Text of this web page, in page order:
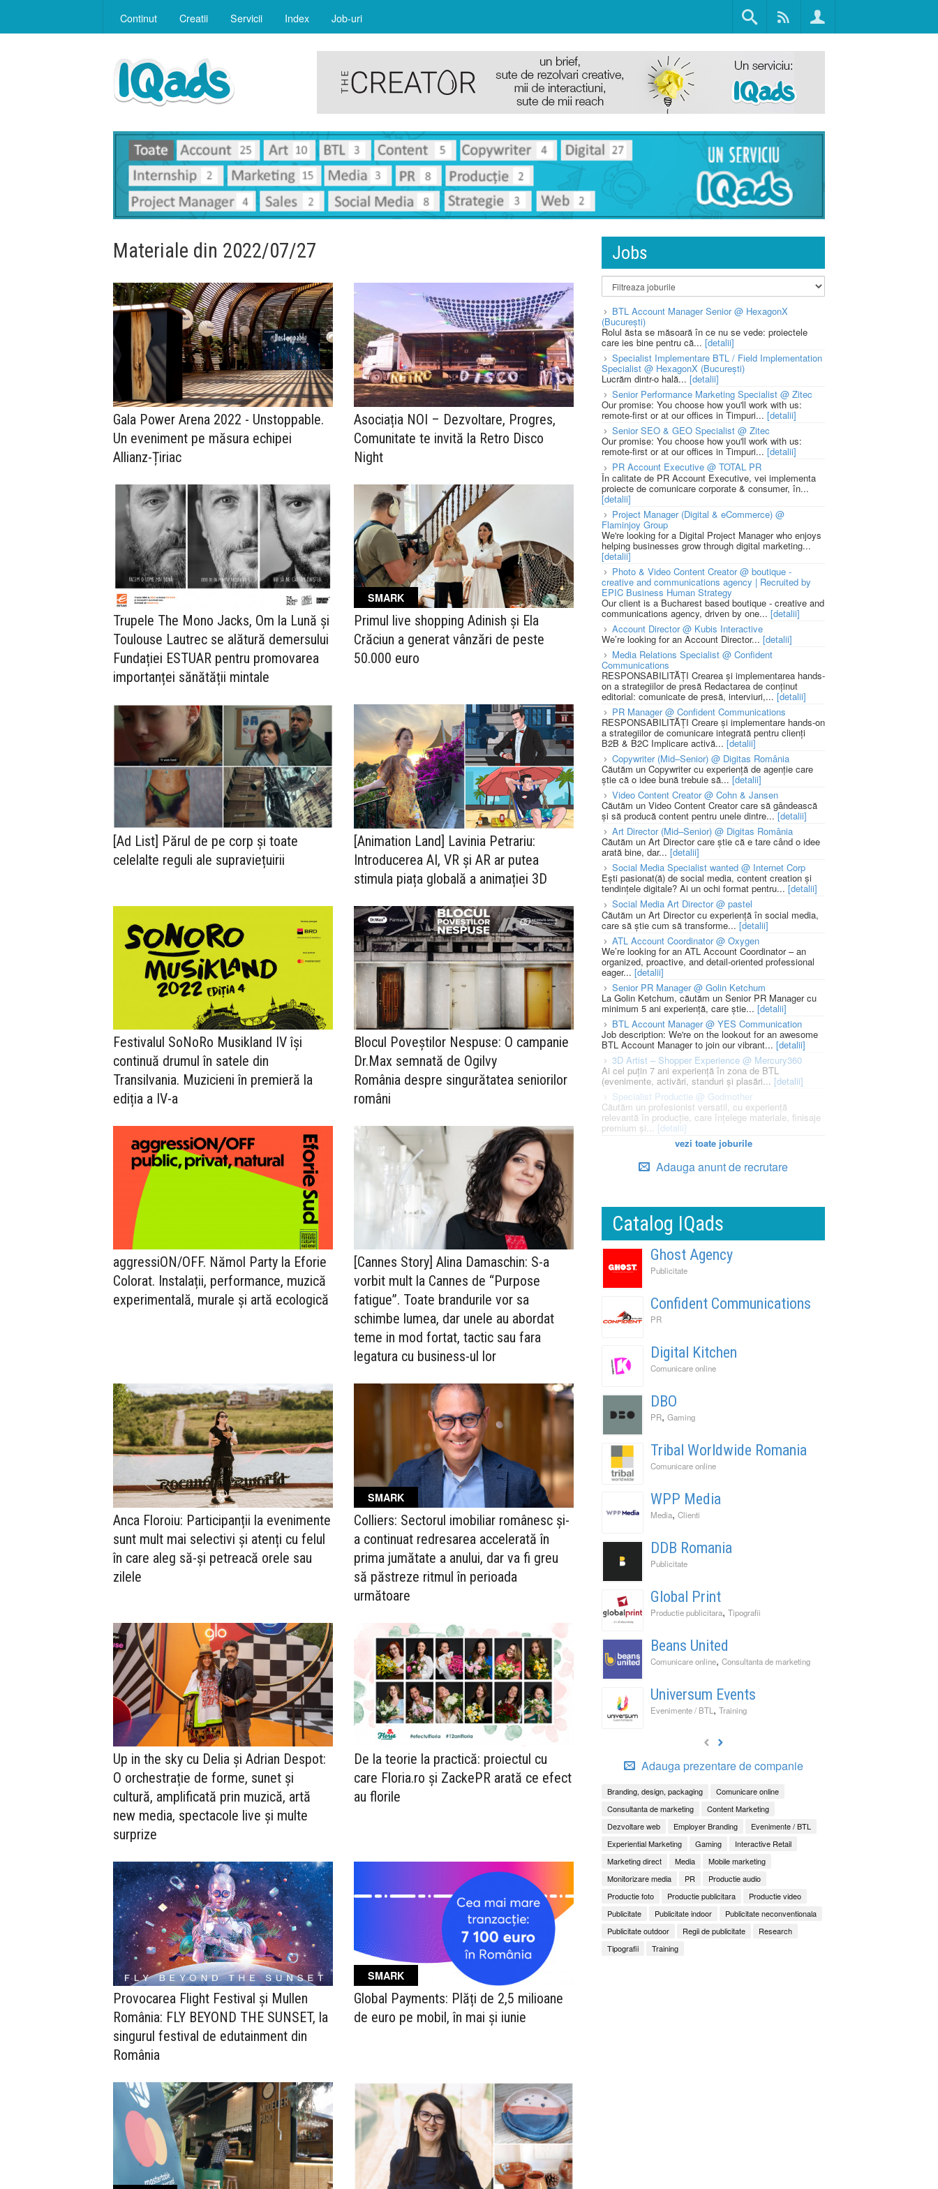
Continut Creatii Servicii Index Job-uri
Materiale din 2022/07/27
Gala Power Arena 2022 - Unstoppable.
Un eveniment pe măsura echipei
Allianz-Țiriac
Asociația NOI – Dezvoltare, Progres,
Comunitate te invită la Retro Disco
Night
Trupele The Mono Jacks, Om la Lună și
Toulouse Lautrec se alătură demersului
Fundației ESTUAR pentru promovarea
importanței sănătății mintale
SMARK
Primul live shopping Adinish și Ela
Crăciun a generat vânzări de peste
50.000 euro
[Ad List] Părul de pe corp și toate
celelalte reguli ale supraviețuirii
[Animation Land] Lavinia Petrariu:
Introducerea AI, VR și AR ar putea
stimula piața globală a animației 3D
Festivalul SoNoRo Musikland IV își
continuă drumul în satele din
Transilvania. Muzicieni în premieră la
ediția a IV-a
Blocul Poveștilor Nespuse: O campanie
Dr.Max semnată de Ogilvy
România despre singurătatea seniorilor
români
aggressiON/OFF. Nămol Party la Eforie
Colorat. Instalații, performance, muzică
experimentală, murale și artă ecologică
[Cannes Story] Alina Damaschin: S-a
vorbit mult la Cannes de “Purpose
fatigue”. Toate brandurile vor sa
schimbe lumea, dar unele au abordat
teme in mod fortat, tactic sau fara
legatura cu business-ul lor
Anca Floroiu: Participanții la evenimente
sunt mult mai selectivi și atenți cu felul
în care aleg să-și petreacă orele sau
zilele
SMARK
Colliers: Sectorul imobiliar românesc și-
a continuat redresarea accelerată în
prima jumătate a anului, dar va fi greu
să păstreze ritmul în perioada
următoare
Up in the sky cu Delia și Adrian Despot:
O orchestrație de forme, sunet și
cultură, amplificată prin muzică, artă
new media, spectacole live și multe
surprize
De la teorie la practică: proiectul cu
care Floria.ro și ZackePR arată ce efect
au florile
Provocarea Flight Festival și Mullen
România: FLY BEYOND THE SUNSET, la
singurul festival de edutainment din
România
SMARK
Global Payments: Plăți de 2,5 milioane
de euro pe mobil, în mai și iunie
Jobs
BTL Account Manager Senior @ HexagonX
(București)
Rolul ăsta se măsoară în ce nu se vede: proiectele
care ies bine pentru că... [detalii]
Specialist Implementare BTL / Field Implementation
Specialist @ HexagonX (București)
Lucrăm dintr-o hală... [detalii]
Senior Performance Marketing Specialist @ Zitec
Our promise: You choose how you'll work with us:
remote-first or at our offices in Timpuri... [detalii]
Senior SEO & GEO Specialist @ Zitec
Our promise: You choose how you'll work with us:
remote-first or at our offices in Timpuri... [detalii]
PR Account Executive @ TOTAL PR
În calitate de PR Account Executive, vei implementa
proiecte de comunicare corporate & consumer, în...
[detalii]
Project Manager (Digital & eCommerce) @
Flaminjoy Group
We're looking for a Digital Project Manager who enjoys
helping businesses grow through digital marketing...
[detalii]
Photo & Video Content Creator @ boutique -
creative and communications agency | Recruited by
EPIC Business Human Strategy
Our client is a Bucharest based boutique - creative and
communications agency, driven by one... [detalii]
Account Director @ Kubis Interactive
We’re looking for an Account Director... [detalii]
Media Relations Specialist @ Confident
Communications
RESPONSABILITĂȚI Crearea și implementarea hands-
on a strategiilor de presă Redactarea de conținut
editorial: comunicate de presă, interviuri,... [detalii]
PR Manager @ Confident Communications
RESPONSABILITĂȚI Creare și implementare hands-on
a strategiilor de comunicare integrată pentru clienți
B2B & B2C Implicare activă... [detalii]
Copywriter (Mid–Senior) @ Digitas România
Căutăm un Copywriter cu experiență de agenție care
știe că o idee bună trebuie să... [detalii]
Video Content Creator @ Cohn & Jansen
Căutăm un Video Content Creator care să gândească
și să producă content pentru unele dintre... [detalii]
Art Director (Mid–Senior) @ Digitas România
Căutăm un Art Director care știe că e tare când o idee
arată bine, dar... [detalii]
Social Media Specialist wanted @ Internet Corp
Ești pasionat(ă) de social media, content creation și
tendințele digitale? Ai un ochi format pentru... [detalii]
Social Media Art Director @ pastel
Căutăm un Art Director cu experiență în social media,
care să știe cum să transforme... [detalii]
ATL Account Coordinator @ Oxygen
We’re looking for an ATL Account Coordinator – an
organized, proactive, and detail-oriented professional
eager... [detalii]
Senior PR Manager @ Golin Ketchum
La Golin Ketchum, căutăm un Senior PR Manager cu
minimum 5 ani experiență, care știe... [detalii]
BTL Account Manager @ YES Communication
Job description: We're on the lookout for an awesome
BTL Account Manager to join our vibrant... [detalii]
3D Artist – Shopper Experience @ Mercury360
Ai cel puțin 7 ani experiență în zona de BTL
(evenimente, activări, standuri și plasări... [detalii]
Specialist Productie @ Godmother
Căutăm un profesionist versatil, cu experiență
relevantă în producție, care înțelege materiale, finisaje
premium și... [detalii]
vezi toate joburile
Adauga anunt de recrutare
Catalog IQads
Ghost Agency
Publicitate
Confident Communications
PR
Digital Kitchen
Comunicare online
DBO
PR, Gaming
Tribal Worldwide Romania
Comunicare online
WPP Media
Media, Clienti
DDB Romania
Publicitate
Global Print
Productie publicitara, Tipografii
Beans United
Comunicare online, Consultanta de marketing
Universum Events
Evenimente / BTL , Training
Adauga prezentare de companie
Branding, design, packaging
Comunicare online
Consultanta de marketing
Content Marketing
Dezvoltare web
Employer Branding
Evenimente / BTL
Experiential Marketing
Gaming
Interactive Retail
Marketing direct
Media
Mobile marketing
Monitorizare media
PR
Productie audio
Productie foto
Productie publicitara
Productie video
Publicitate
Publicitate indoor
Publicitate neconventionala
Publicitate outdoor
Regii de publicitate
Research
Tipografii
Training